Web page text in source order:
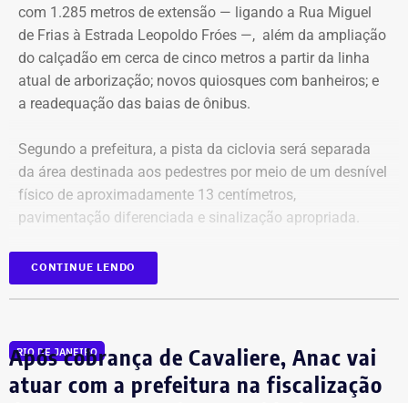
hesitará em levar o desavisado para uma internação
compulsória. Na mente de Nireu, os personagens de um
dos maiores escritores brasileiros de todos os tempos,
Machado de Assis, passeiam por aí, a clamar, como
fantasmas, um caminho delimitado por “templos” onde o
com 1.285 metros de extensão — ligando a Rua Miguel
de Frias à Estrada Leopoldo Fróes —, além da ampliação
do calçadão em cerca de cinco metros a partir da linha
atual de arborização; novos quiosques com banheiros; e
a readequação das baias de ônibus.
Segundo a prefeitura, a pista da ciclovia será separada
da área destinada aos pedestres por meio de um desnível
físico de aproximadamente 13 centímetros,
pavimentação diferenciada e sinalização apropriada.
Junto à faixa de areia, também será criada uma faixa lisa
de granito com 1,5 metro de largura, destinada à
Proposta busca reorganizar o fluxo
CONTINUE LENDO
RIO DE JANEIRO
Após cobrança de Cavaliere, Anac vai
atuar com a prefeitura na fiscalização